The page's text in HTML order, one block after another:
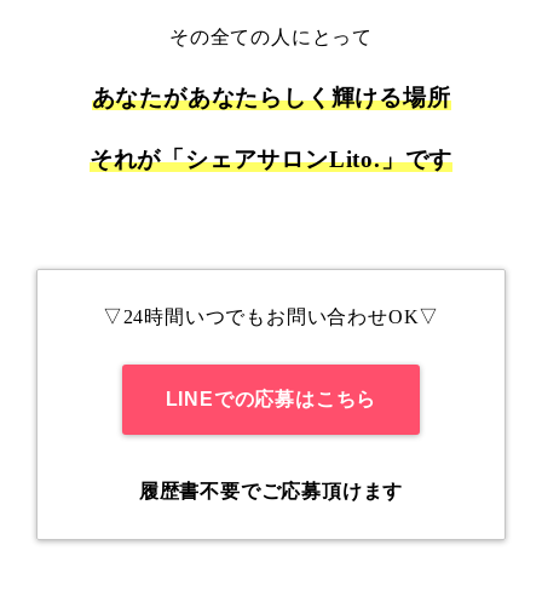
その全ての人にとって
あなたがあなたらしく輝ける場所
それが「シェアサロンLito.」です
▽24時間いつでもお問い合わせOK▽
LINEでの応募はこちら
履歴書不要でご応募頂けます